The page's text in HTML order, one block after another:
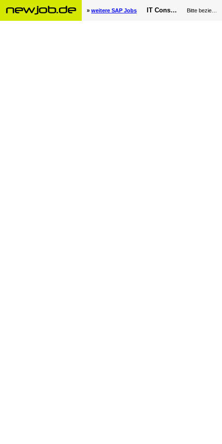
» weitere SAP Jobs IT Consultant SAP Finance und Controlling Medizintechnik (m/w/d) - RAUMEDIC AG